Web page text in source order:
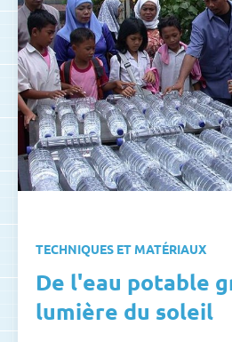
TECHNIQUES ET MATÉRIAUX
De l'eau potable
lumière du soleil